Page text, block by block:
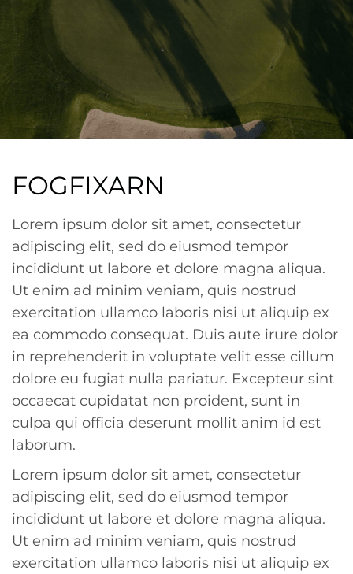
FOGFIXARN
Lorem ipsum dolor sit amet, consectetur
adipiscing elit, sed do eiusmod tempor
incididunt ut labore et dolore magna aliqua.
Ut enim ad minim veniam, quis nostrud
exercitation ullamco laboris nisi ut aliquip ex
ea commodo consequat. Duis aute irure dolor
in reprehenderit in voluptate velit esse cillum
dolore eu fugiat nulla pariatur. Excepteur sint
occaecat cupidatat non proident, sunt in
culpa qui officia deserunt mollit anim id est
laborum.
Lorem ipsum dolor sit amet, consectetur
adipiscing elit, sed do eiusmod tempor
incididunt ut labore et dolore magna aliqua.
Ut enim ad minim veniam, quis nostrud
exercitation ullamco laboris nisi ut aliquip ex